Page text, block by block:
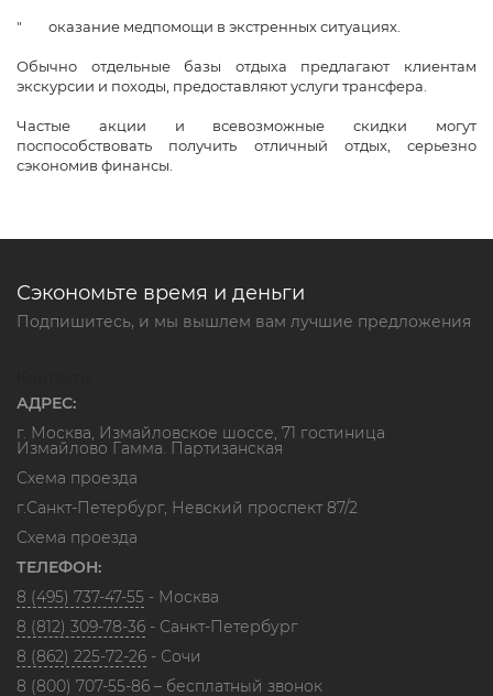
" оказание медпомощи в экстренных ситуациях.
Обычно отдельные базы отдыха предлагают клиентам
экскурсии и походы, предоставляют услуги трансфера.
Частые акции и всевозможные скидки могут
поспособствовать получить отличный отдых, серьезно
сэкономив финансы.
Сэкономьте время и деньги
Подпишитесь, и мы вышлем вам лучшие предложения
АДРЕС:
г. Москва, Измайловское шоссе, 71 гостиница
Измайлово Гамма. Партизанская
Схема проезда
г.Санкт-Петербург, Невский проспект 87/2
Схема проезда
ТЕЛЕФОН:
8 (495) 737-47-55 - Москва
8 (812) 309-78-36 - Санкт-Петербург
8 (862) 225-72-26 - Сочи
8 (800) 707-55-86 – бесплатный звонок